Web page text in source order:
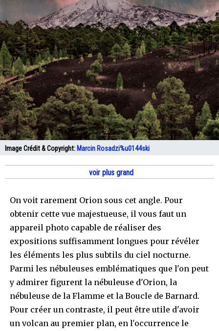
Image Crédit & Copyright: Marcin Rosadzi%u0144ski
voir plus grand
On voit rarement Orion sous cet angle. Pour
obtenir cette vue majestueuse, il vous faut un
appareil photo capable de réaliser des
expositions suffisamment longues pour révéler
les éléments les plus subtils du ciel nocturne.
Parmi les nébuleuses emblématiques que l'on peut
y admirer figurent la nébuleuse d'Orion, la
nébuleuse de la Flamme et la Boucle de Barnard.
Pour créer un contraste, il peut être utile d'avoir
un volcan au premier plan, en l'occurrence le